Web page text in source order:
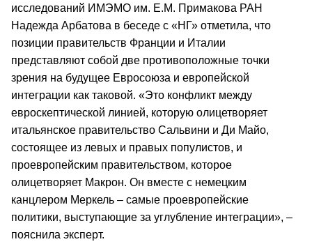
исследований ИМЭМО им. Е.М. Примакова РАН
Надежда Арбатова в беседе с «НГ» отметила, что
позиции правительств Франции и Италии
представляют собой две противоположные точки
зрения на будущее Евросоюза и европейской
интеграции как таковой. «Это конфликт между
евроскептической линией, которую олицетворяет
итальянское правительство Сальвини и Ди Майо,
состоящее из левых и правых популистов, и
проевропейским правительством, которое
олицетворяет Макрон. Он вместе с немецким
канцлером Меркель – самые проевропейские
политики, выступающие за углубление интеграции», –
пояснила эксперт.